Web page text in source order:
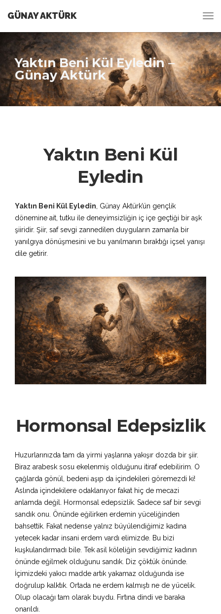
GÜNAY AKTÜRK
Yaktın Beni Kül Eyledin –
Günay Aktürk
Yaktın Beni Kül
Eyledin
Yaktın Beni Kül Eyledin , Günay Aktürk’ün gençlik
dönemine ait, tutku ile deneyimsizliğin iç içe geçtiği bir aşk
şiiridir. Şiir, saf sevgi zannedilen duyguların zamanla bir
yanılgıya dönüşmesini ve bu yanılmanın bıraktığı içsel yanışı
dile getirir.
Hormonsal Edepsizlik
Huzurlarınızda tam da yirmi yaşlarına yakışır dozda bir şiir.
Biraz arabesk sosu ekelenmiş olduğunu itiraf edebilirim. O
çağlarda gönül, bedeni aşıp da içindekileri göremezdi ki!
Aslında içindekilere odaklanıyor fakat hiç de mecazi
anlamda değil. Hormonsal edepsizlik. Sadece saf bir sevgi
sandık onu. Önünde eğilirken erdemin yüceliğinden
bahsettik. Fakat nedense yalnız büyülendiğimiz kadına
yetecek kadar insani erdem vardı elimizde. Bu bizi
kuşkulandırmadı bile. Tek asil köleliğin sevdiğimiz kadının
önünde eğilmek olduğunu sandık. Diz çöktük önünde.
İçimizdeki yakıcı madde artık yakamaz olduğunda ise
doğrulup kalktık. Ortada ne erdem kalmıştı ne de yücelik.
Olup olacağı tam olarak buydu. Fırtına dindi ve baraka
onarıldı.